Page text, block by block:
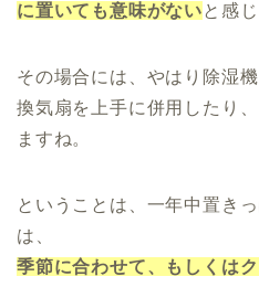
に置いても意味がないと感
その場合には、やはり除湿
換気扇を上手に併用したり
ますね。
ということは、一年中置き
は、
季節に合わせて、もしくは